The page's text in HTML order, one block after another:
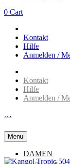
0 Cart
Kontakt
Hilfe
Anmelden /
Kontakt
Hilfe
Anmelden /
…
Menu
DAMEN